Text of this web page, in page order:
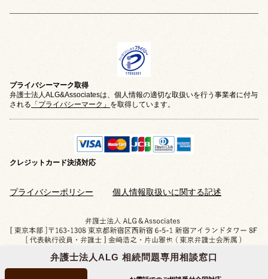
弁護士法人ALG 相続問題専用相談窓口
プライバシーマーク取得
弁護士法人ALG&Associatesは、個人情報の適切な取扱いを行う事業者に付与
される 「プライバシーマーク」 を取得しています。
クレジットカード決済対応
プライバシーポリシー 個人情報取扱いに関する記述
Copyright © 2019-2026 相続問題のご相談なら